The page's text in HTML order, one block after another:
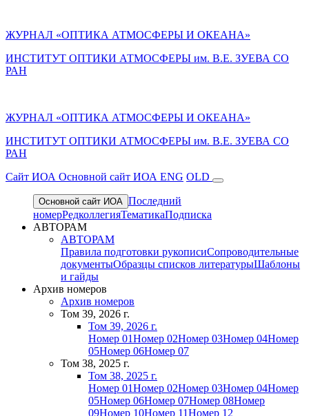
ЖУРНАЛ «ОПТИКА АТМОСФЕРЫ И ОКЕАНА»
ИНСТИТУТ ОПТИКИ АТМОСФЕРЫ им. В.Е. ЗУЕВА СО
РАН
ЖУРНАЛ «ОПТИКА АТМОСФЕРЫ И ОКЕАНА»
ИНСТИТУТ ОПТИКИ АТМОСФЕРЫ им. В.Е. ЗУЕВА СО
РАН
Cайт ИОА Основной сайт ИОА ENG OLD
Основной сайт ИОА Последний
номерРедколлегияТематикаПодписка
АВТОРАМ
АВТОРАМ
Правила подготовки рукописиСопроводительные
документыОбразцы списков литературыШаблоны
и гайды
Архив номеров
Архив номеров
Том 39, 2026 г.
Том 39, 2026 г.
Номер 01Номер 02Номер 03Номер 04Номер
05Номер 06Номер 07
Том 38, 2025 г.
Том 38, 2025 г.
Номер 01Номер 02Номер 03Номер 04Номер
05Номер 06Номер 07Номер 08Номер
09Номер 10Номер 11Номер 12